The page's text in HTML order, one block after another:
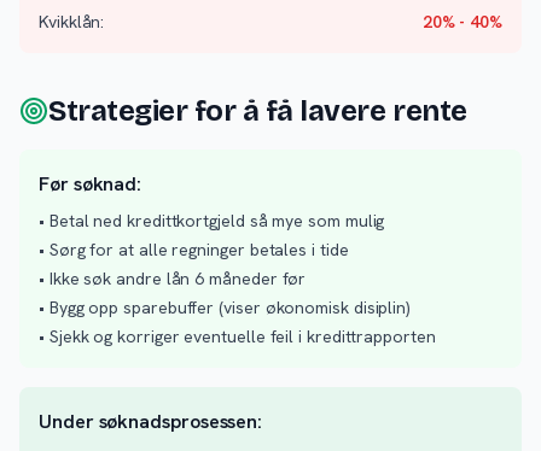
Kvikklån:
20% - 40%
Strategier for å få lavere rente
Før søknad:
• Betal ned kredittkortgjeld så mye som mulig
• Sørg for at alle regninger betales i tide
• Ikke søk andre lån 6 måneder før
• Bygg opp sparebuffer (viser økonomisk disiplin)
• Sjekk og korriger eventuelle feil i kredittrapporten
Under søknadsprosessen: